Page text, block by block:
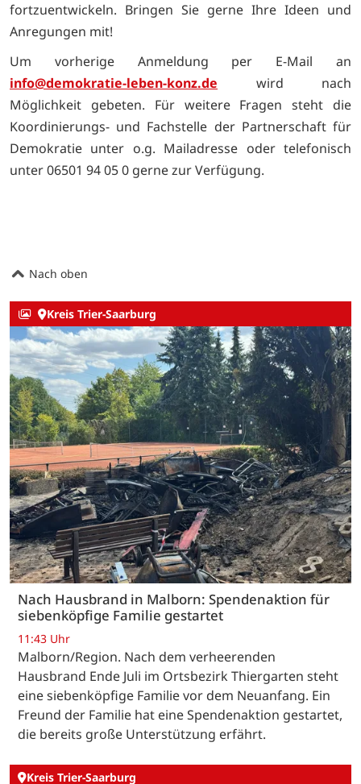
fortzuentwickeln. Bringen Sie gerne Ihre Ideen und
Anregungen mit!
Um vorherige Anmeldung per E-Mail an
info@demokratie-leben-konz.de wird nach
Möglichkeit gebeten. Für weitere Fragen steht die
Koordinierungs- und Fachstelle der Partnerschaft für
Demokratie unter o.g. Mailadresse oder telefonisch
unter 06501 94 05 0 gerne zur Verfügung.
Nach oben
Kreis Trier-Saarburg
Nach Hausbrand in Malborn: Spendenaktion für
siebenköpfige Familie gestartet
11:43 Uhr
Malborn/Region. Nach dem verheerenden
Hausbrand Ende Juli im Ortsbezirk Thiergarten steht
eine siebenköpfige Familie vor dem Neuanfang. Ein
Freund der Familie hat eine Spendenaktion gestartet,
die bereits große Unterstützung erfährt.
Kreis Trier-Saarburg